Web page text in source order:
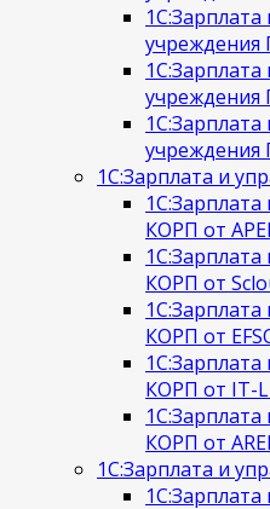
1С:Зарплата
учреждения
1С:Зарплата
учреждения
1С:Зарплата
учреждения
1С:Зарплата и
КОРП от
КОРП от
КОРП от
КОРП от IT-
КОРП от
1С:Зарплата и